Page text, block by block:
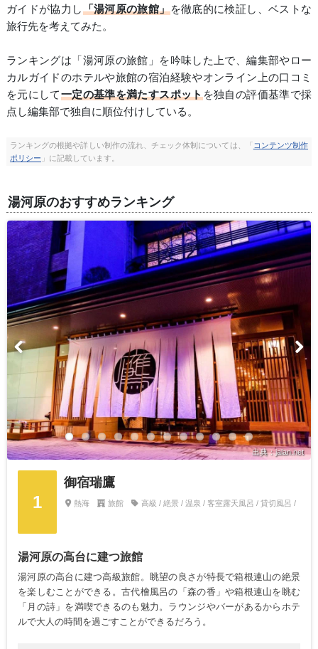
ガイドが協力し「湯河原の旅館」を徹底的に検証し、ベストな
旅行先を考えてみた。
ランキングは「湯河原の旅館」を吟味した上で、編集部やロー
カルガイドのホテルや旅館の宿泊経験やオンライン上の口コミ
を元にして一定の基準を満たすスポットを独自の評価基準で採
点し編集部で独自に順位付けしている。
ランキングの根拠や詳しい制作の流れ、チェック体制については、「 コンテンツ制作
ポリシー 」に記載しています。
湯河原のおすすめランキング
出典：jalan.net
1
御宿瑞鷹
熱海 旅館 高級 / 絶景 / 温泉 / 客室露天風呂 / 貸切風呂 /
湯河原の高台に建つ旅館
湯河原の高台に建つ高級旅館。眺望の良さが特長で箱根連山の絶景
を楽しむことができる。古代檜風呂の「森の香」や箱根連山を眺む
「月の詩」を満喫できるのも魅力。ラウンジやバーがあるからホテ
ルで大人の時間を過ごすことができるだろう。